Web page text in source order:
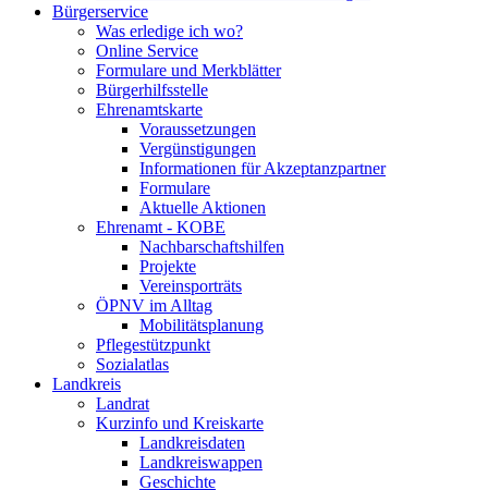
Bürgerservice
Was erledige ich wo?
Online Service
Formulare und Merkblätter
Bürgerhilfsstelle
Ehrenamtskarte
Voraussetzungen
Vergünstigungen
Informationen für Akzeptanzpartner
Formulare
Aktuelle Aktionen
Ehrenamt - KOBE
Nachbarschaftshilfen
Projekte
Vereinsporträts
ÖPNV im Alltag
Mobilitätsplanung
Pflegestützpunkt
Sozialatlas
Landkreis
Landrat
Kurzinfo und Kreiskarte
Landkreisdaten
Landkreiswappen
Geschichte